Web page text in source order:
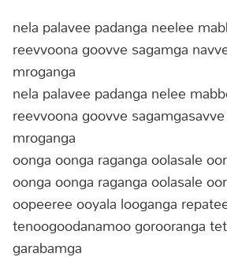
nela palavee padanga neelee
reevvoona goovve sagamga
mroganga
nela palavee padanga nelee
reevvoona goovve
mroganga
oonga oonga raganga oolasale
oonga oonga raganga oolasale
oopeeree ooyala looganga
tenoogoodanamoo gorooranga
garabamga